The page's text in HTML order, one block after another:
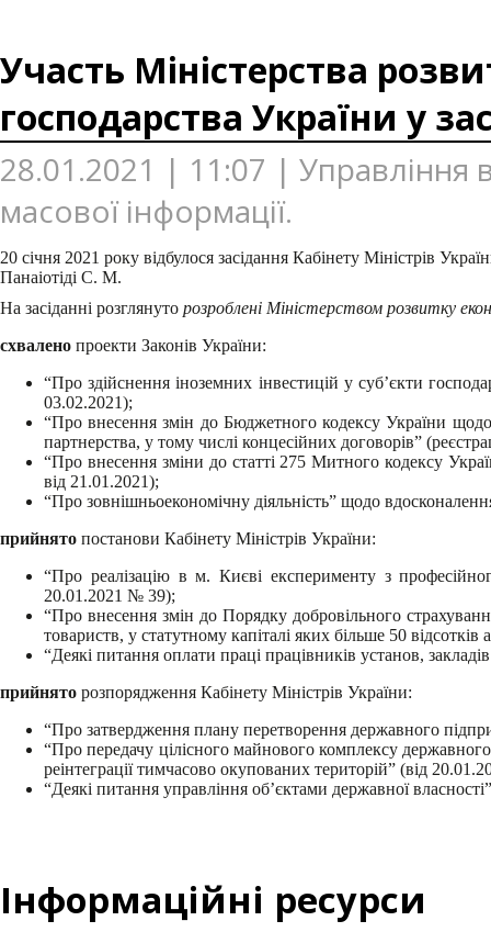
Участь Міністерства
господарства України у
28.01.2021 | 11:07 | Управління
масової інформації.
20 січня 2021 року відбулося засідання Кабінету Міністрів
Панаіотіді С. М.
На засіданні розглянуто розроблені Міністерством розвитку
схвалено проекти Законів України:
“Про здійснення іноземних інвестицій у суб’єкти
03.02.2021);
“Про внесення змін до Бюджетного кодексу України
партнерства, у тому числі концесійних договорів”
“Про внесення зміни до статті 275 Митного кодексу
від 21.01.2021);
“Про зовнішньоекономічну діяльність” щодо
прийнято постанови Кабінету Міністрів України:
“Про реалізацію в м. Києві експерименту з
20.01.2021 № 39);
“Про внесення змін до Порядку добровільного
товариств, у статутному капіталі яких більше 50
“Деякі питання оплати праці працівників установ,
прийнято розпорядження Кабінету Міністрів України:
“Про затвердження плану перетворення державного
“Про передачу цілісного майнового комплексу
реінтеграції тимчасово окупованих територій” (від
“Деякі питання управління об’єктами державної
Інформаційні ресурси